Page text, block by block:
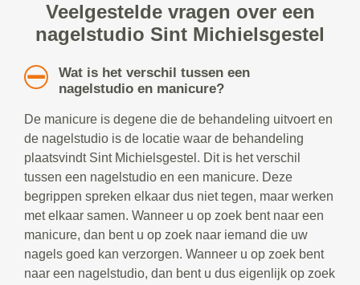
Veelgestelde vragen over een
nagelstudio Sint Michielsgestel
Wat is het verschil tussen een
nagelstudio en manicure?
De manicure is degene die de behandeling uitvoert en
de nagelstudio is de locatie waar de behandeling
plaatsvindt Sint Michielsgestel. Dit is het verschil
tussen een nagelstudio en een manicure. Deze
begrippen spreken elkaar dus niet tegen, maar werken
met elkaar samen. Wanneer u op zoek bent naar een
manicure, dan bent u op zoek naar iemand die uw
nagels goed kan verzorgen. Wanneer u op zoek bent
naar een nagelstudio, dan bent u dus eigenlijk op zoek